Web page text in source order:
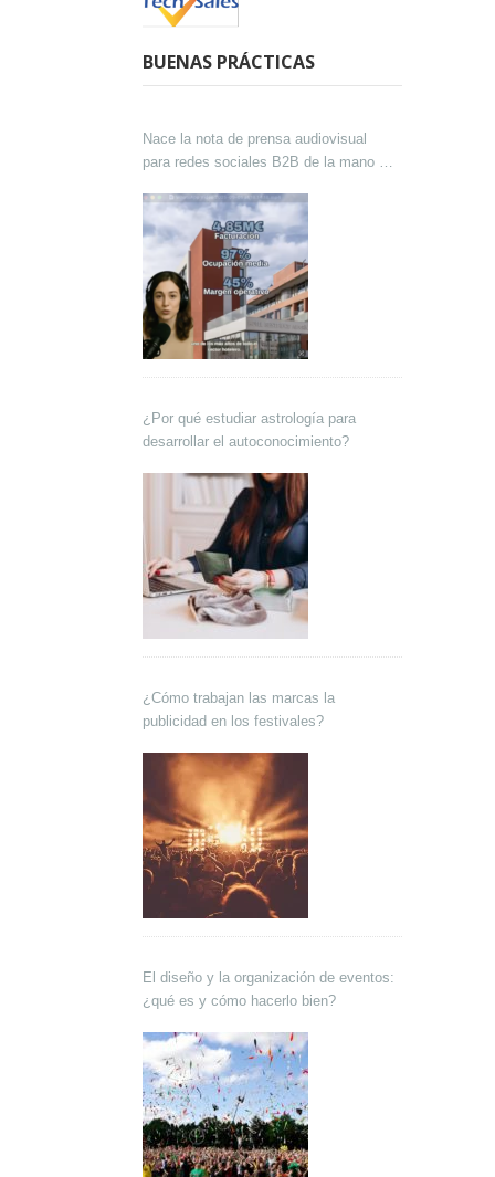
BUENAS PRÁCTICAS
Nace la nota de prensa audiovisual
para redes sociales B2B de la mano de
¿Por qué estudiar astrología para
desarrollar el autoconocimiento?
¿Cómo trabajan las marcas la
publicidad en los festivales?
El diseño y la organización de eventos:
¿qué es y cómo hacerlo bien?